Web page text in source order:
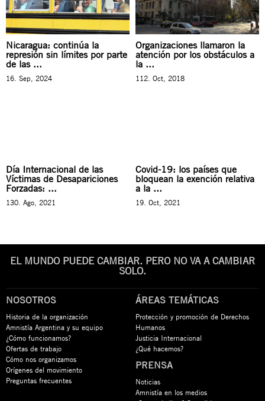
Nicaragua: continúa la
represión sin límites por parte
de las ...
16. Sep, 2024
Organizaciones llamaron la
atención por los obstáculos a
la ...
112. Oct, 2018
Día Internacional de las
Víctimas de Desapariciones
Forzadas: ...
130. Ago, 2021
Covid-19: los países que
bloquean la exención relativa
a la ...
19. Oct, 2021
EL MUNDO PUEDE CAMBIAR. PERO NO VA A CAMBIAR
SOLO.
NOSOTROS
Historia de la organización
Amnistía Argentina y su equipo
¿Cómo funcionamos?
Ofertas de trabajo
Cómo nos organizamos
Orígenes del movimiento
Preguntas frecuentes
ÁREAS TEMÁTICAS
Protección y promoción de Derechos
Humanos
Justicia Internacional
¿Qué hacemos?
PRENSA
Noticias
Amnistía en los medios